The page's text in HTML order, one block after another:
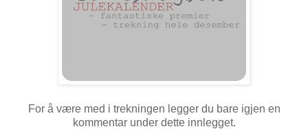
For å være med i trekningen legger du bare igjen en
kommentar under dette innlegget.